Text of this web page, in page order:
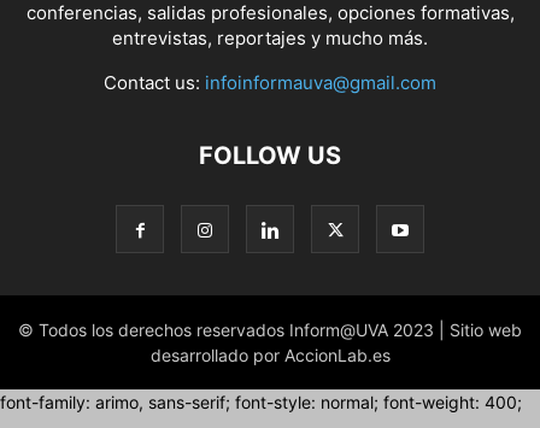
conferencias, salidas profesionales, opciones formativas,
entrevistas, reportajes y mucho más.
Contact us: infoinformauva@gmail.com
FOLLOW US
© Todos los derechos reservados Inform@UVA 2023 | Sitio web
desarrollado por AccionLab.es
font-family: arimo, sans-serif; font-style: normal; font-weight: 400;